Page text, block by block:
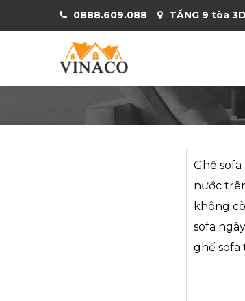
0888.609.088 TẦNG 9 tòa
Ghế
nước
không
sofa
ghế sofa